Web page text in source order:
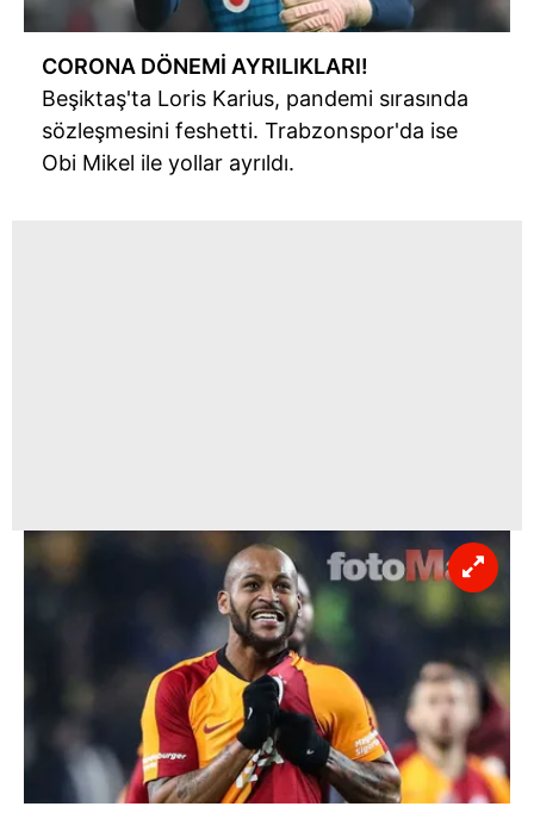
CORONA DÖNEMİ AYRILIKLARI!
Beşiktaş'ta Loris Karius, pandemi sırasında
sözleşmesini feshetti. Trabzonspor'da ise
Obi Mikel ile yollar ayrıldı.